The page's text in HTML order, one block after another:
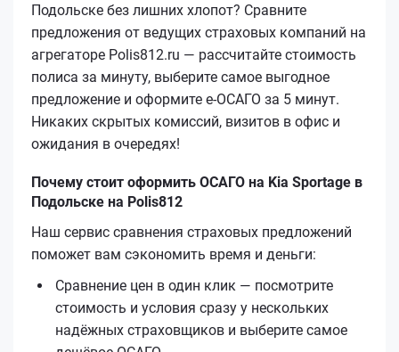
Подольске без лишних хлопот? Сравните
предложения от ведущих страховых компаний на
агрегаторе Polis812.ru — рассчитайте стоимость
полиса за минуту, выберите самое выгодное
предложение и оформите е‑ОСАГО за 5 минут.
Никаких скрытых комиссий, визитов в офис и
ожидания в очередях!
Почему стоит оформить ОСАГО на Kia Sportage в
Подольске на Polis812
Наш сервис сравнения страховых предложений
поможет вам сэкономить время и деньги:
Сравнение цен в один клик — посмотрите
стоимость и условия сразу у нескольких
надёжных страховщиков и выберите самое